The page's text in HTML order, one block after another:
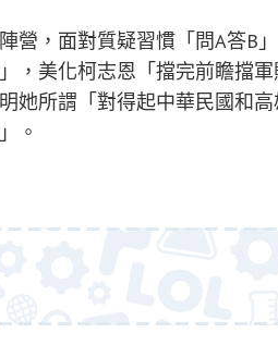
營，面對質疑習慣「問A答B
，美化柯志恩「擋完前瞻擋
她所謂「對得起中華民國和
。